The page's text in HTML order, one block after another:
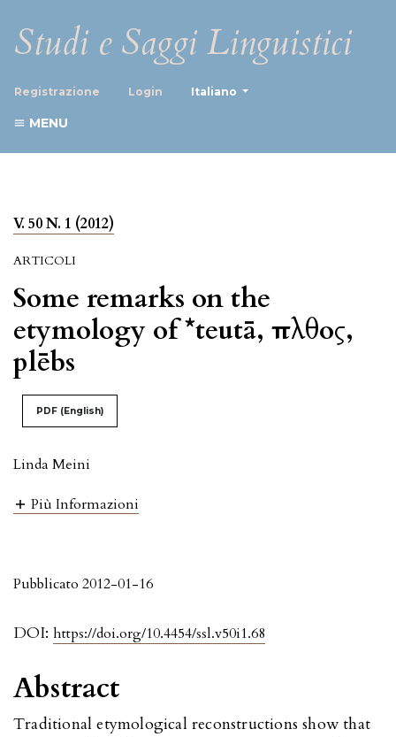
Studi e Saggi Linguistici
Registrazione Login Italiano
MENU
V. 50 N. 1 (2012)
ARTICOLI
Some remarks on the
etymology of *teutā, πλῆθος,
plēbs
PDF (English)
Linda Meini
Più Informazioni
DOI: https://doi.org/10.4454/ssl.v50i1.68
Pubblicato 2012-01-16
Abstract
Traditional etymological reconstructions show that